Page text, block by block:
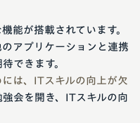
能が搭載されています。
アプリケーションと連携
できます。
は、ITスキルの向上が欠
会を開き、ITスキルの向